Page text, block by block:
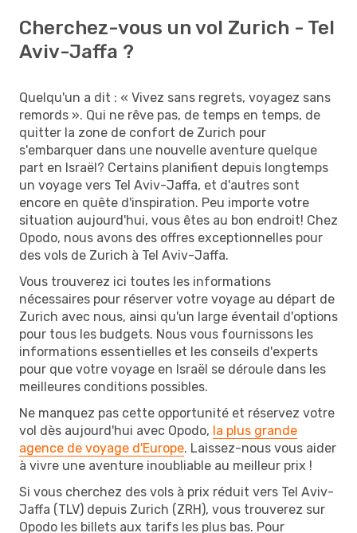
Cherchez-vous un vol Zurich - Tel
Aviv-Jaffa ?
Quelqu'un a dit : « Vivez sans regrets, voyagez sans
remords ». Qui ne rêve pas, de temps en temps, de
quitter la zone de confort de Zurich pour
s'embarquer dans une nouvelle aventure quelque
part en Israël? Certains planifient depuis longtemps
un voyage vers Tel Aviv-Jaffa, et d'autres sont
encore en quête d'inspiration. Peu importe votre
situation aujourd'hui, vous êtes au bon endroit! Chez
Opodo, nous avons des offres exceptionnelles pour
des vols de Zurich à Tel Aviv-Jaffa.
Vous trouverez ici toutes les informations
nécessaires pour réserver votre voyage au départ de
Zurich avec nous, ainsi qu'un large éventail d'options
pour tous les budgets. Nous vous fournissons les
informations essentielles et les conseils d'experts
pour que votre voyage en Israël se déroule dans les
meilleures conditions possibles.
Ne manquez pas cette opportunité et réservez votre
vol dès aujourd'hui avec Opodo, la plus grande
agence de voyage d'Europe. Laissez-nous vous aider
à vivre une aventure inoubliable au meilleur prix !
Si vous cherchez des vols à prix réduit vers Tel Aviv-
Jaffa (TLV) depuis Zurich (ZRH), vous trouverez sur
Opodo les billets aux tarifs les plus bas. Pour